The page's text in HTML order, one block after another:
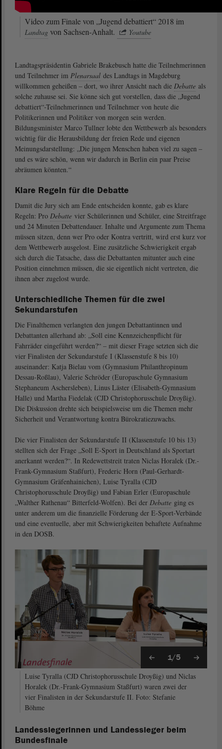
Video zum Finale von „Jugend debattiert“ 2018 im
Landtag von Sachsen-Anhalt. Youtube
Landtagspräsidentin Gabriele Brakebusch hatte die Teilnehmerinnen
und Teilnehmer im Plenarsaal des Landtags in Magdeburg
willkommen geheißen – dort, wo ihrer Ansicht nach die Debatte als
solche zuhause sei. Sie könne sich gut vorstellen, dass die „Jugend
debattiert“-Teilnehmerinnen und Teilnehmer von heute die
Politikerinnen und Politiker von morgen sein werden.
Bildungsminister Marco Tullner lobte den Wettbewerb als besonders
wichtig für die Herausbildung der freien Rede und eigenen
Meinungsdarstellung: „Die jungen Menschen haben viel zu sagen –
und es wäre schön, wenn wir dadurch in Berlin ein paar Preise
abräumen könnten.“
Klare Regeln für die Debatte
Damit die Jury sich am Ende entscheiden konnte, gab es klare
Regeln: Pro Debatte vier Schülerinnen und Schüler, eine Streitfrage
und 24 Minuten Debattendauer. Inhalte und Argumente zum Thema
müssen sitzen, denn wer Pro oder Kontra vertritt, wird erst kurz vor
dem Wettbewerb ausgelost. Eine zusätzliche Schwierigkeit ergab
sich durch die Tatsache, dass die Debattanten mitunter auch eine
Position einnehmen müssen, die sie eigentlich nicht vertreten, die
ihnen aber zugelost wurde.
Unterschiedliche Themen für die zwei
Sekundarstufen
Die Finalthemen verlangten den jungen Debattantinnen und
Debattanten allerhand ab: „Soll eine Kennzeichenpflicht für
Fahrräder eingeführt werden?“ – mit dieser Frage setzten sich die
vier Finalisten der Sekundarstufe I (Klassenstufe 8 bis 10)
auseinander: Katja Bielau vom (Gymnasium Philanthropinum
Dessau-Roßlau), Valerie Schröder (Europaschule Gymnasium
Stephaneum Aschersleben), Linus Läster (Elisabeth-Gymnasium
Halle) und Martha Fiedelak (CJD Christophorusschule Droyßig).
Die Diskussion drehte sich beispielsweise um die Themen mehr
Sicherheit und Verantwortung kontra Bürokratiezuwachs.
Die vier Finalisten der Sekundarstufe II (Klassenstufe 10 bis 13)
stellten sich der Frage „Soll E-Sport in Deutschland als Sportart
anerkannt werden?“. In Redewettstreit traten Niclas Horalek (Dr.-
Frank-Gymnasium Staßfurt), Frederic Horn (Paul-Gerhardt-
Gymnasium Gräfenhainichen), Luise Tyralla (CJD
Christophorusschule Droyßig) und Fabian Erler (Europaschule
„Walther Rathenau“ Bitterfeld-Wolfen). Bei der Debatte ging es
unter anderem um die finanzielle Förderung der E-Sport-Verbände
und eine eventuelle, aber mit Schwierigkeiten behaftete Aufnahme
in den DOSB.
1/5
Luise Tyralla (CJD Christophorusschule Droyßig) und Niclas
Horalek (Dr.-Frank-Gymnasium Staßfurt) waren zwei der
vier Finalisten in der Sekundarstufe II. Foto: Stefanie
Böhme
Landessiegerinnen und Landessieger beim
Bundesfinale